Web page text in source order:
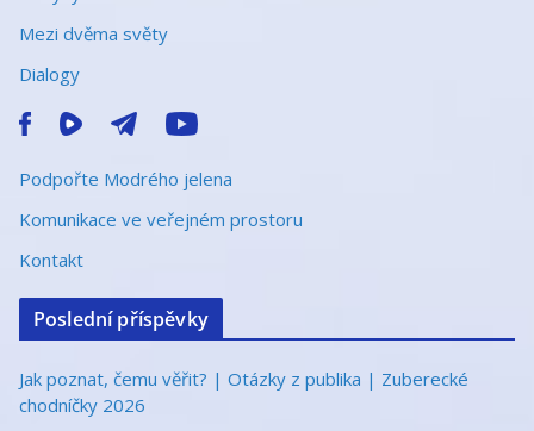
Mezi dvěma světy
Dialogy
Podpořte Modrého jelena
Komunikace ve veřejném prostoru
Kontakt
Poslední příspěvky
Jak poznat, čemu věřit? | Otázky z publika | Zuberecké
chodníčky 2026